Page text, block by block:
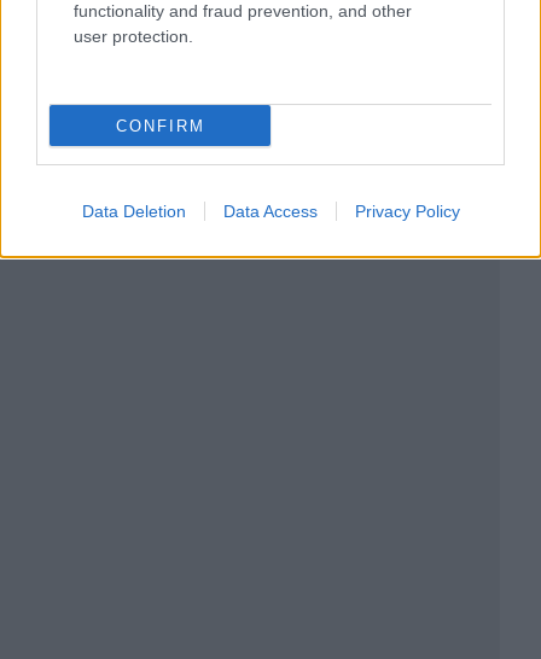
functionality and fraud prevention, and other
user protection.
CONFIRM
Data Deletion Data Access Privacy Policy